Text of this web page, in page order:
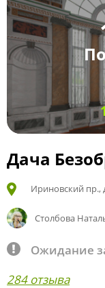
Дача
Ириновский пр.,
Столбова
Ожидание
284 отзыва